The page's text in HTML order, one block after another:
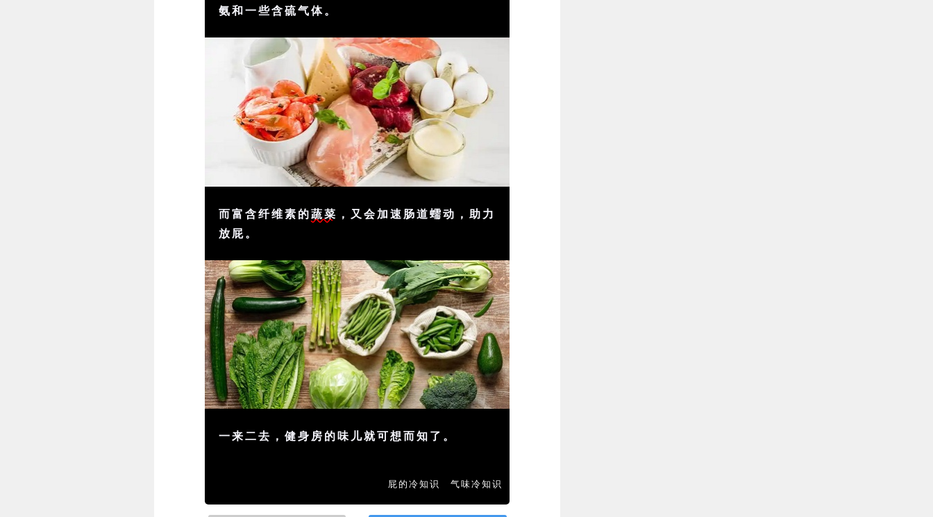
氨和一些含硫气体。
而富含纤维素的蔬菜 ，又会加速肠道蠕动，助力
放屁。
一来二去，健身房的味儿就可想而知了。
屁的冷知识 气味冷知识